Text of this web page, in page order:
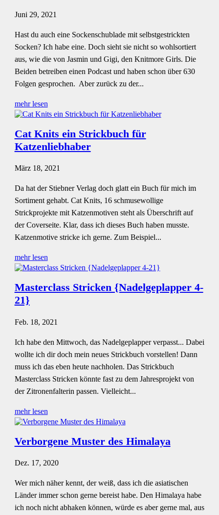
Juni 29, 2021
Hast du auch eine Sockenschublade mit selbstgestrickten
Socken? Ich habe eine. Doch sieht sie nicht so wohlsortiert
aus, wie die von Jasmin und Gigi, den Knitmore Girls. Die
Beiden betreiben einen Podcast und haben schon über 630
Folgen gesprochen. Aber zurück zu der...
mehr lesen
Cat Knits ein Strickbuch für
Katzenliebhaber
März 18, 2021
Da hat der Stiebner Verlag doch glatt ein Buch für mich im
Sortiment gehabt. Cat Knits, 16 schmusewollige
Strickprojekte mit Katzenmotiven steht als Überschrift auf
der Coverseite. Klar, dass ich dieses Buch haben musste.
Katzenmotive stricke ich gerne. Zum Beispiel...
mehr lesen
Masterclass Stricken {Nadelgeplapper 4-
21}
Feb. 18, 2021
Ich habe den Mittwoch, das Nadelgeplapper verpasst... Dabei
wollte ich dir doch mein neues Strickbuch vorstellen! Dann
muss ich das eben heute nachholen. Das Strickbuch
Masterclass Stricken könnte fast zu dem Jahresprojekt von
der Zitronenfalterin passen. Vielleicht...
mehr lesen
Verborgene Muster des Himalaya
Dez. 17, 2020
Wer mich näher kennt, der weiß, dass ich die asiatischen
Länder immer schon gerne bereist habe. Den Himalaya habe
ich noch nicht abhaken können, würde es aber gerne mal, aus